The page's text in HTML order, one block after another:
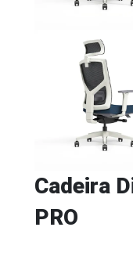
Cadeira
PRO